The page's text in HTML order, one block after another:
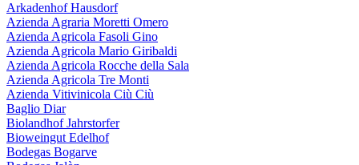
Arkadenhof Hausdorf
Azienda Agraria Moretti Omero
Azienda Agricola Fasoli Gino
Azienda Agricola Mario Giribaldi
Azienda Agricola Rocche della Sala
Azienda Agricola Tre Monti
Azienda Vitivinicola Ciù Ciù
Baglio Diar
Biolandhof Jahrstorfer
Bioweingut Edelhof
Bodegas Bogarve